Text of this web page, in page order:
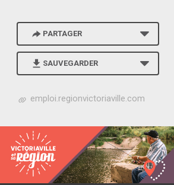
PARTAGER
SAUVEGARDER
h
p
s
:
/
/
emploi.regionvictoriaville.com